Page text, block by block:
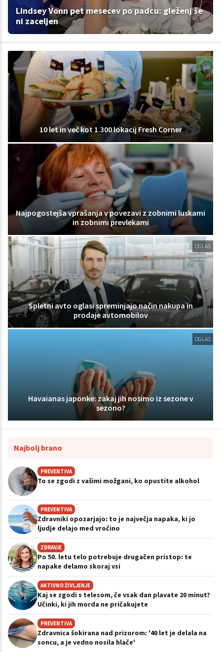
Lindsey Vonn pet mesecev po padcu: gleženj še
ni zaceljen
10 let in več kot 1.300 lokacij Fresh Corner
Najpogostejša vprašanja v povezavi z zobnimi luskami
in zobnimi prevlekami
OGLAS
Spletni avto oglasi spreminjajo način nakupa in
prodaje avtomobilov
OGLAS
Havaianas japonke: zakaj jih nosimo iz sezone v
sezono?
Najbolj brano
PREVENTIVA
To se zgodi z vašimi možgani, ko opustite alkohol
PREVENTIVA
Zdravniki opozarjajo: to je največja napaka, ki jo
ljudje delajo med vročino
ZDRAVJE
Po 50. letu telo potrebuje drugačen pristop: te
napake delamo skoraj vsi
AKTIVNO ŽIVLJENJE
Kaj se zgodi s telesom, če vsak dan plavate 20 minut?
Učinki, ki jih morda ne pričakujete
PREVENTIVA
Zdravnica šokirana nad prizorom: '40 let je delala na
soncu, a je vedno nosila hlače'